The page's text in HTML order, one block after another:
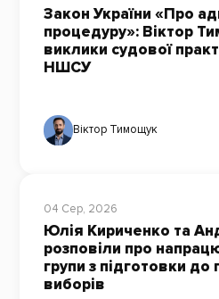
Закон України «Про
процедуру»: Віктор
виклики судової
НШСУ
Віктор Тимощук
04 Сер, 2026
Юлія Кириченко та
розповіли про
групи з підготовки до
виборів